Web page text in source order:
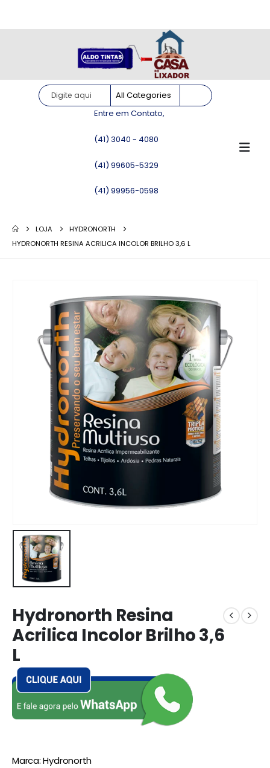
Entre em Contato,
(41) 3040 - 4080
(41) 99605-5329
(41) 99956-0598
LOJA
HYDRONORTH
HYDRONORTH RESINA ACRILICA INCOLOR BRILHO 3,6 L
Hydronorth Resina
Acrilica Incolor Brilho 3,6
L
Marca: Hydronorth